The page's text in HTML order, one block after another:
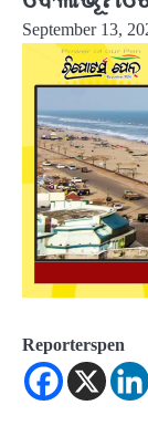
September 13,
Reporterspen